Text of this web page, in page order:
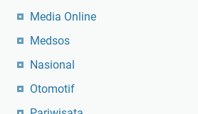
Media Online
Medsos
Nasional
Otomotif